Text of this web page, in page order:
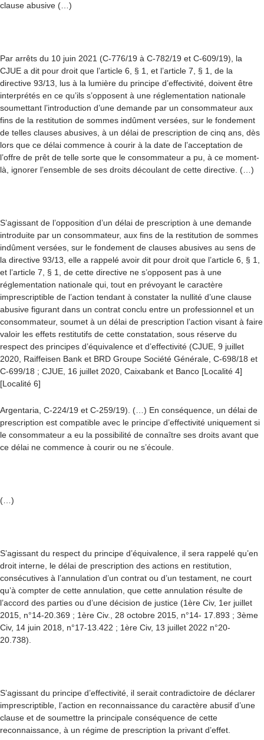
clause abusive (…)
Par arrêts du 10 juin 2021 (C-776/19 à C-782/19 et C-609/19), la
CJUE a dit pour droit que l’article 6, § 1, et l’article 7, § 1, de la
directive 93/13, lus à la lumière du principe d’effectivité, doivent être
interprétés en ce qu’ils s’opposent à une réglementation nationale
soumettant l’introduction d’une demande par un consommateur aux
fins de la restitution de sommes indûment versées, sur le fondement
de telles clauses abusives, à un délai de prescription de cinq ans, dès
lors que ce délai commence à courir à la date de l’acceptation de
l’offre de prêt de telle sorte que le consommateur a pu, à ce moment-
là, ignorer l’ensemble de ses droits découlant de cette directive. (…)
S’agissant de l’opposition d’un délai de prescription à une demande
introduite par un consommateur, aux fins de la restitution de sommes
indûment versées, sur le fondement de clauses abusives au sens de
la directive 93/13, elle a rappelé avoir dit pour droit que l’article 6, § 1,
et l’article 7, § 1, de cette directive ne s’opposent pas à une
réglementation nationale qui, tout en prévoyant le caractère
imprescriptible de l’action tendant à constater la nullité d’une clause
abusive figurant dans un contrat conclu entre un professionnel et un
consommateur, soumet à un délai de prescription l’action visant à faire
valoir les effets restitutifs de cette constatation, sous réserve du
respect des principes d’équivalence et d’effectivité (CJUE, 9 juillet
2020, Raiffeisen Bank et BRD Groupe Société Générale, C-698/18 et
C-699/18 ; CJUE, 16 juillet 2020, Caixabank et Banco [Localité 4]
[Localité 6]
Argentaria, C-224/19 et C-259/19). (…) En conséquence, un délai de
prescription est compatible avec le principe d’effectivité uniquement si
le consommateur a eu la possibilité de connaître ses droits avant que
ce délai ne commence à courir ou ne s’écoule.
(…)
S’agissant du respect du principe d’équivalence, il sera rappelé qu’en
droit interne, le délai de prescription des actions en restitution,
consécutives à l’annulation d’un contrat ou d’un testament, ne court
qu’à compter de cette annulation, que cette annulation résulte de
l’accord des parties ou d’une décision de justice (1ère Civ, 1er juillet
2015, n°14-20.369 ; 1ère Civ., 28 octobre 2015, n°14- 17.893 ; 3ème
Civ, 14 juin 2018, n°17-13.422 ; 1ère Civ, 13 juillet 2022 n°20-
20.738).
S’agissant du principe d’effectivité, il serait contradictoire de déclarer
imprescriptible, l’action en reconnaissance du caractère abusif d’une
clause et de soumettre la principale conséquence de cette
reconnaissance, à un régime de prescription la privant d’effet.